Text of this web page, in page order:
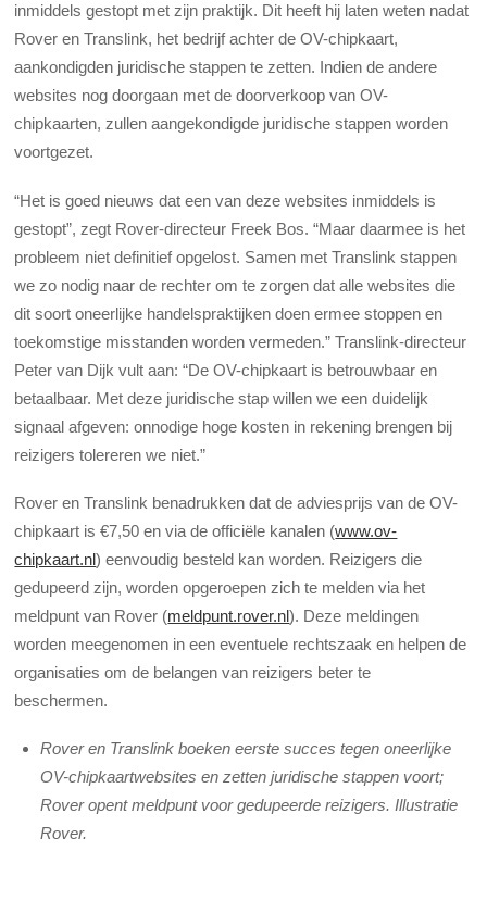
inmiddels gestopt met zijn praktijk. Dit heeft hij laten weten nadat
Rover en Translink, het bedrijf achter de OV-chipkaart,
aankondigden juridische stappen te zetten. Indien de andere
websites nog doorgaan met de doorverkoop van OV-
chipkaarten, zullen aangekondigde juridische stappen worden
voortgezet.
“Het is goed nieuws dat een van deze websites inmiddels is
gestopt”, zegt Rover-directeur Freek Bos. “Maar daarmee is het
probleem niet definitief opgelost. Samen met Translink stappen
we zo nodig naar de rechter om te zorgen dat alle websites die
dit soort oneerlijke handelspraktijken doen ermee stoppen en
toekomstige misstanden worden vermeden.” Translink-directeur
Peter van Dijk vult aan: “De OV-chipkaart is betrouwbaar en
betaalbaar. Met deze juridische stap willen we een duidelijk
signaal afgeven: onnodige hoge kosten in rekening brengen bij
reizigers tolereren we niet.”
Rover en Translink benadrukken dat de adviesprijs van de OV-
chipkaart is €7,50 en via de officiële kanalen (www.ov-
chipkaart.nl) eenvoudig besteld kan worden. Reizigers die
gedupeerd zijn, worden opgeroepen zich te melden via het
meldpunt van Rover (meldpunt.rover.nl). Deze meldingen
worden meegenomen in een eventuele rechtszaak en helpen de
organisaties om de belangen van reizigers beter te
beschermen.
Rover en Translink boeken eerste succes tegen oneerlijke
OV-chipkaartwebsites en zetten juridische stappen voort;
Rover opent meldpunt voor gedupeerde reizigers. Illustratie
Rover.